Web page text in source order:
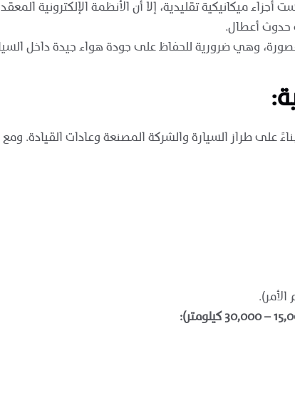
أجزاء ميكانيكية تقليدية، إلا أن الأنظمة الإلكترونية
حدوث أعطال.
وهي ضرورية للحفاظ على جودة هواء جيدة داخل
على طراز السيارة والشركة المصنعة وعادات القيادة.